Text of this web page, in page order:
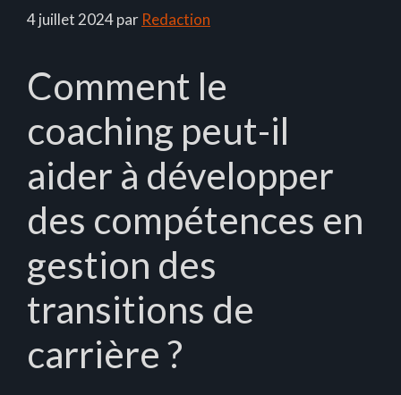
4 juillet 2024par Redaction
Comment le
coaching peut-il
aider à développer
des compétences en
gestion des
transitions de
carrière ?